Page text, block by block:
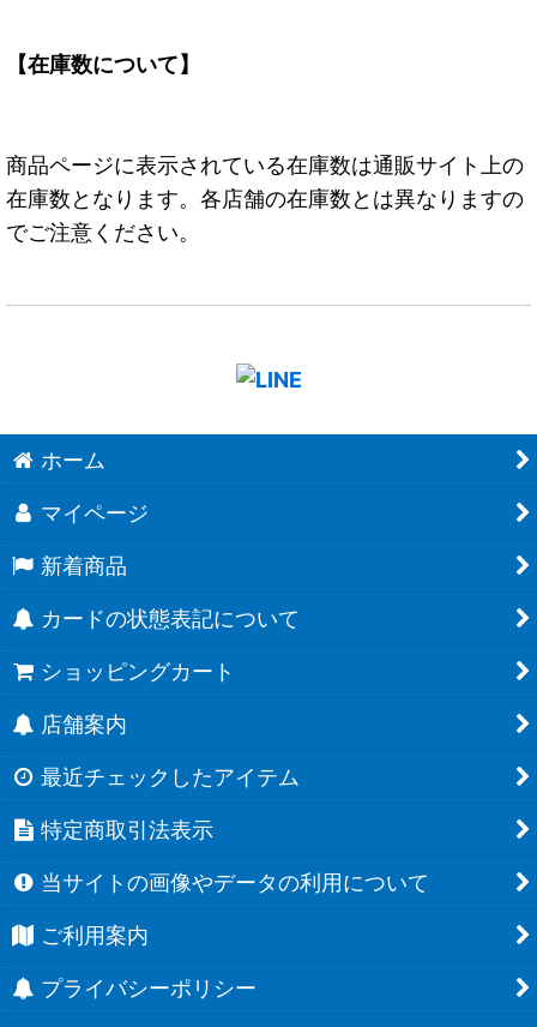
【在庫数について】
商品ページに表示されている在庫数は通販サイト上の
在庫数となります。各店舗の在庫数とは異なりますの
でご注意ください。
ホーム
マイページ
新着商品
カードの状態表記について
ショッピングカート
店舗案内
最近チェックしたアイテム
特定商取引法表示
当サイトの画像やデータの利用について
ご利用案内
プライバシーポリシー